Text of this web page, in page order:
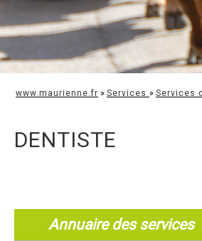
www.maurienne.fr » Services » Services
DENTISTE
Annuaire des services